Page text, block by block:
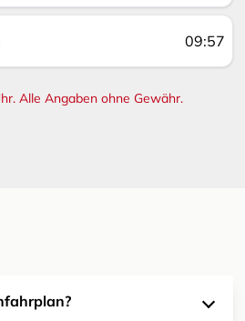
09:57
Alle Angaben ohne Gewähr.